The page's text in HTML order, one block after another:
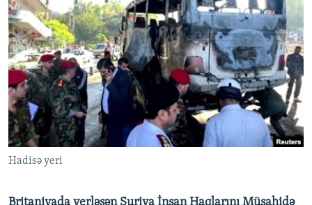
MULTIMEDIA
VIDEO
FOTOQALEREYA
İNFOQRAFIKA
KARIKATURA
RADIO ARXIV
OXU ZALI
AZƏRBAYCAN ƏDƏBIYYATI KITABXANASI
İSLAM VƏ DEMOKRATIYA
İZ - MƏDƏNIYYƏT PROQRAMI
HAQQIMIZDA
MISSIYAMIZ
PEŞƏ ETIKASI VƏ JURNALISTIKA STANDARTLARIMIZ
MATERIALLARIMIZDAN ISTIFADƏ
AZADLIQRADIOSU MOBIL TELEFONUNUZDA
BIZI IZLƏ
RFE/RL-in bütün saytları
Hadisə yeri